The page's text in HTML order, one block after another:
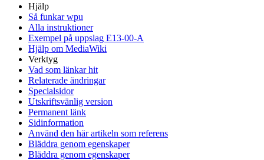
Hjälp
Så funkar wpu
Alla instruktioner
Exempel på uppslag E13-00-A
Hjälp om MediaWiki
Verktyg
Vad som länkar hit
Relaterade ändringar
Specialsidor
Utskriftsvänlig version
Permanent länk
Sidinformation
Använd den här artikeln som referens
Bläddra genom egenskaper
Bläddra genom egenskaper